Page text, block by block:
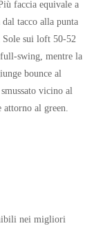
faccia equivale a
tacco alla punta
Sole sui loft 50-52
swing, mentre la
bounce al
vicino al
attorno al green.
nei migliori